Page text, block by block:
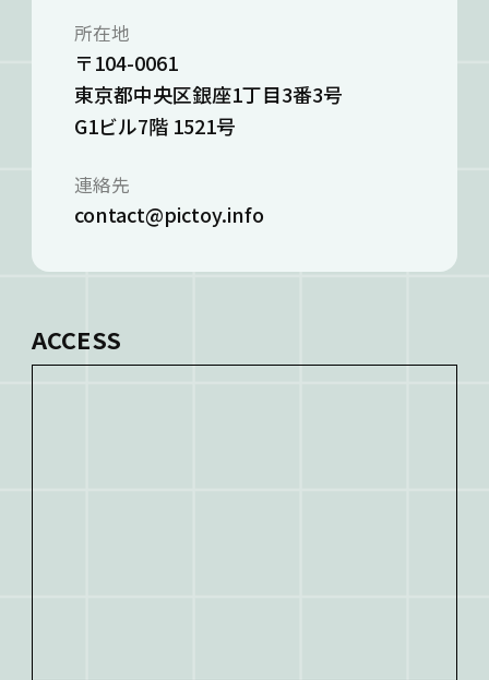
所在地
〒104-0061
東京都中央区銀座1丁目3番3号
G1ビル7階 1521号
連絡先
contact@pictoy.info
ACCESS